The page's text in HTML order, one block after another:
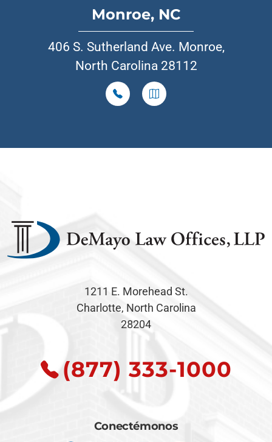
Monroe, NC
406 S. Sutherland Ave. Monroe,
North Carolina 28112
1211 E. Morehead St.
Charlotte, North Carolina
28204
(877) 333-1000
Conectémonos